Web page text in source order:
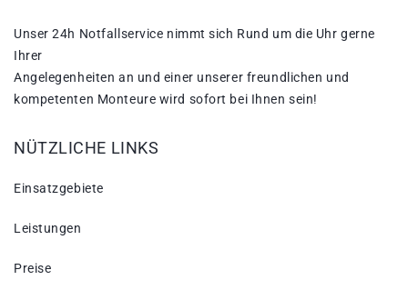
Unser 24h Notfallservice nimmt sich Rund um die Uhr gerne
Ihrer
Angelegenheiten an und einer unserer freundlichen und
kompetenten Monteure wird sofort bei Ihnen sein!
NÜTZLICHE LINKS
Einsatzgebiete
Leistungen
Preise